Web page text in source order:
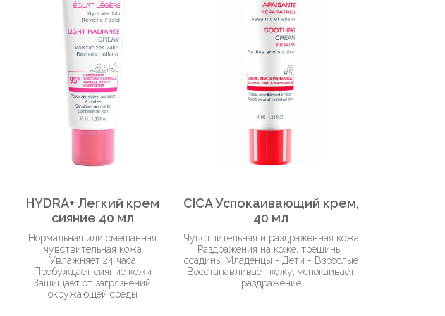
HYDRA+ Легкий крем
сияние 40 мл
Нормальная или смешанная
чувствительная кожа
Увлажняет 24 часа
Пробуждает сияние кожи
Защищает от загрязнений
окружающей среды
CICA Успокаивающий крем,
40 мл
Чувствительная и раздраженная кожа
Раздражения на коже, трещины,
ссадины Младенцы - Дети - Взрослые
Восстанавливает кожу, успокаивает
раздражение